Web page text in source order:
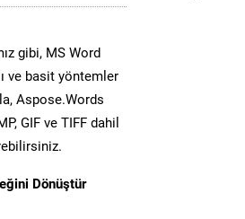
gibi, MS Word
ve basit yöntemler
Aspose.Words
GIF ve TIFF dahil
Dönüştür